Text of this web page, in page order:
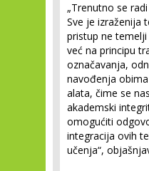
„Trenutno se
Sve je izraženija
pristup ne
već na principu
označavanja,
navođenja
alata, čime se
akademski
omogućiti
integracija ovih
učenja“,